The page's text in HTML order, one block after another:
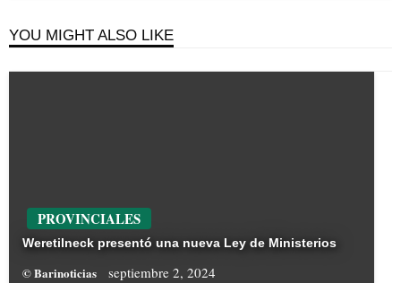
YOU MIGHT ALSO LIKE
PROVINCIALES
Weretilneck presentó una nueva Ley de Ministerios
© Barinoticias septiembre 2, 2024